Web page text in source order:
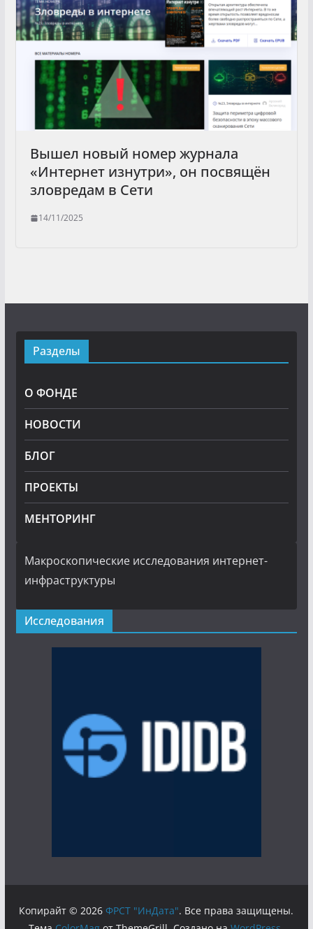
Вышел новый номер журнала
«Интернет изнутри», он посвящён
зловредам в Сети
14/11/2025
Разделы
О ФОНДЕ
НОВОСТИ
БЛОГ
ПРОЕКТЫ
МЕНТОРИНГ
Макроскопические исследования интернет-
инфраструктуры
Исследования
Копирайт © 2026ФРСТ "ИнДата". Все права защищены.